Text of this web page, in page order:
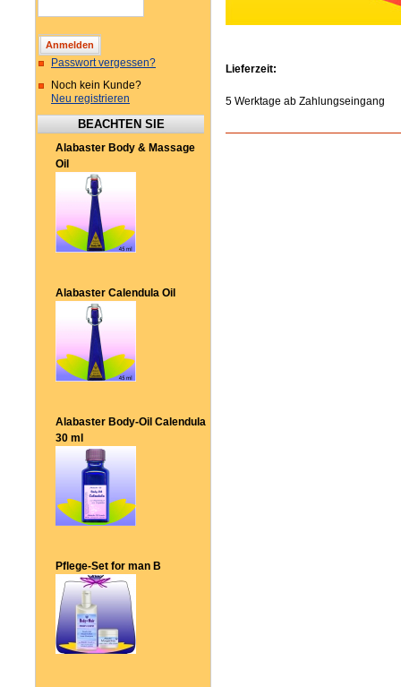
Passwort vergessen?
Noch kein Kunde?
Neu registrieren
BEACHTEN SIE
Alabaster Body & Massage
Oil
Alabaster Calendula Oil
Alabaster Body-Oil Calendula
30 ml
Pflege-Set for man B
Lieferzeit:
5 Werktage ab Zahlungseingang